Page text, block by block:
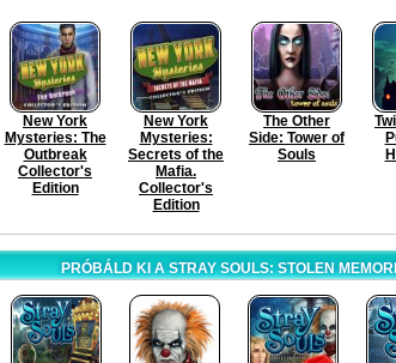
New York
Mysteries: The
Outbreak
Collector's
Edition
New York
Mysteries:
Secrets of the
Mafia.
Collector's
Edition
The Other
Side: Tower of
Souls
PRÓBÁLD KI A STRAY SOULS: STOLEN